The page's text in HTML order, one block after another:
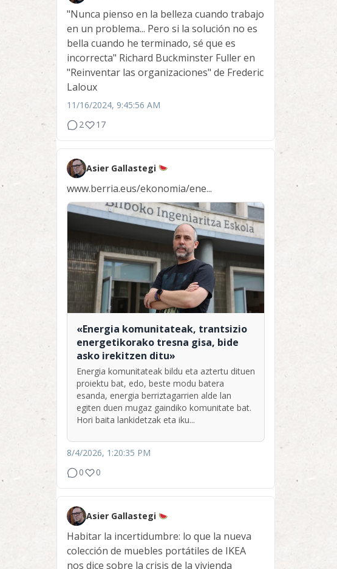
"Nunca pienso en la belleza cuando trabajo
en un problema... Pero si la solución no es
bella cuando he terminado, sé que es
incorrecta" Richard Buckminster Fuller en
"Reinventar las organizaciones" de Frederic
Laloux
11/16/2024, 9:45:56 AM
2
17
Asier Gallastegi
www.berria.eus/ekonomia/ene...
«Energia komunitateak, trantsizio
energetikorako tresna gisa, bide
asko irekitzen ditu»
Energia komunitateak bildu eta aztertu dituen
proiektu bat, edo, beste modu batera
esanda, energia berriztagarrien alde lan
egiten duen mugaz gaindiko komunitate bat.
Hori baita lankidetzak eta iku...
8/4/2026, 1:20:35 PM
0
0
Asier Gallastegi
Habitar la incertidumbre: lo que la nueva
colección de muebles portátiles de IKEA
nos dice sobre la crisis de la vivienda